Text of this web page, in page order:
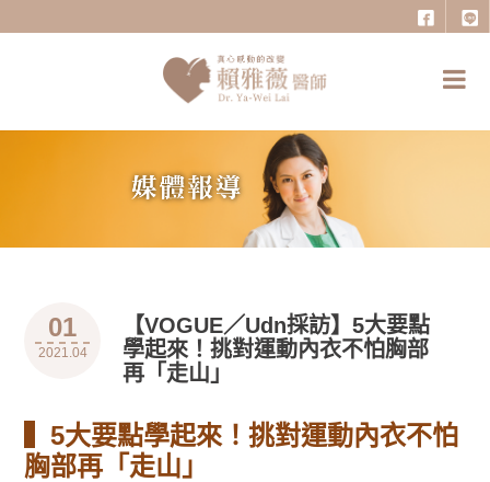
01
2021.04
【VOGUE／Udn採訪】5大要點
學起來！挑對運動內衣不怕胸部
再「走山」
▍5大要點學起來！挑對運動內衣不怕
胸部再「走山」